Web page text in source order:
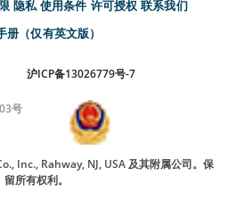
隐私 使用条件 许可授权 联系我们
册（仅有英文版）
沪ICP备13026779号-7
号
Inc., Rahway, NJ, USA 及其附属公司。保
留所有权利。